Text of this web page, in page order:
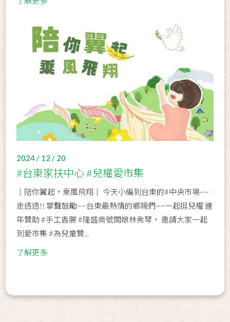
2024 / 12 / 20
#台東家扶中心 #兒權愛市集
｜陪你翼起，乘風飛翔｜ 今天小編到台東的#中央市場~~
走透透!! 掌聲鼓勵~~台東最熱情的鄉親們~~一起挺兒權 連
年贊助 #手工香腸 #隆盛商號闆娘林秀琴， 邀請大家一起
到愛市集 #為兒童贊...
了解更多